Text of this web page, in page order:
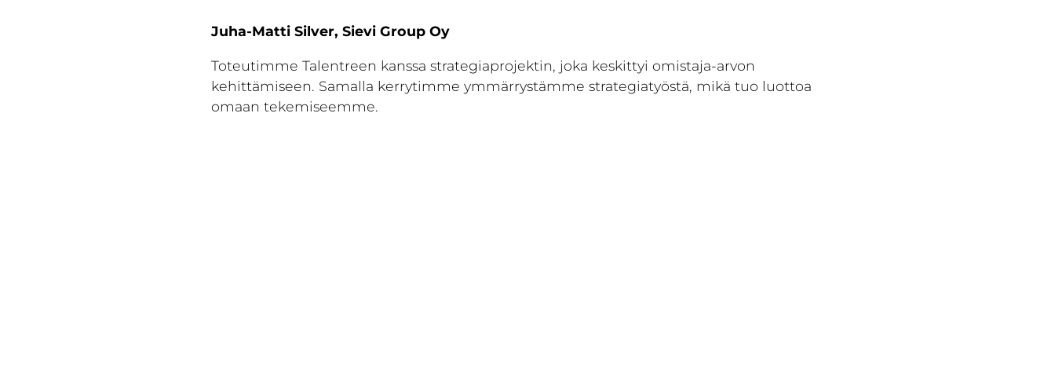
Juha-Matti Silver, Sievi Group Oy
Toteutimme Talentreen kanssa strategiaprojektin, joka keskittyi omistaja-arvon
kehittämiseen. Samalla kerrytimme ymmärrystämme strategiatyöstä, mikä tuo luottoa
omaan tekemiseemme.